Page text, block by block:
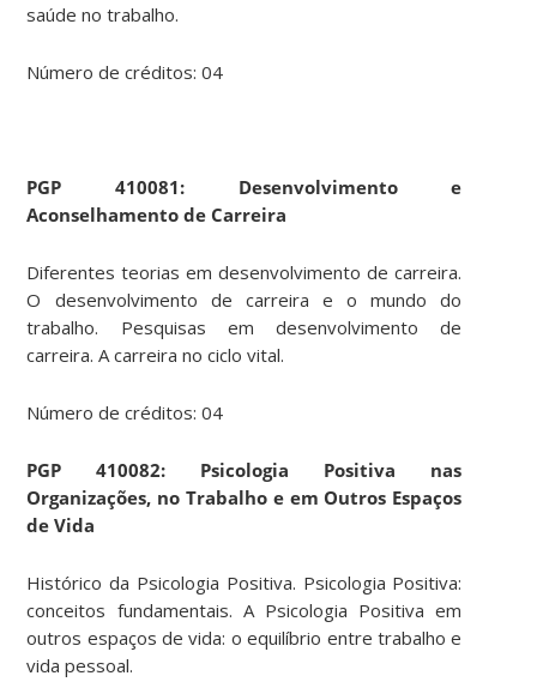
saúde no trabalho.
Número de créditos: 04
PGP 410081: Desenvolvimento e
Aconselhamento de Carreira
Diferentes teorias em desenvolvimento de carreira.
O desenvolvimento de carreira e o mundo do
trabalho. Pesquisas em desenvolvimento de
carreira. A carreira no ciclo vital.
Número de créditos: 04
PGP 410082: Psicologia Positiva nas
Organizações, no Trabalho e em Outros Espaços
de Vida
Histórico da Psicologia Positiva. Psicologia Positiva:
conceitos fundamentais. A Psicologia Positiva em
outros espaços de vida: o equilíbrio entre trabalho e
vida pessoal.